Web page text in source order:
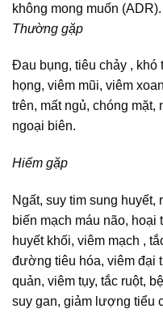
không mong muốn (ADR).
Thường gặp
Đau bụng, tiêu chảy , khó
họng, viêm mũi, viêm
trên, mất ngủ, chóng
ngoại biên.
Hiếm gặp
Ngất, suy tim sung huyết,
biến mạch máu não,
huyết khối, viêm mạch ,
đường tiêu hóa, viêm đại
quản, viêm tụy, tắc ruột,
suy gan, giảm lượng tiểu